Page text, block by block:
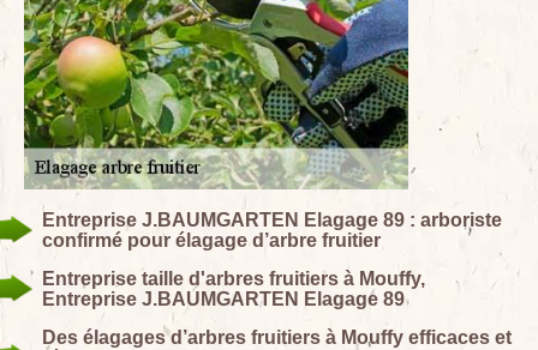
Entreprise J.BAUMGARTEN Elagage 89 : arboriste
confirmé pour élagage d’arbre fruitier
Entreprise taille d'arbres fruitiers à Mouffy,
Entreprise J.BAUMGARTEN Elagage 89
Des élagages d’arbres fruitiers à Mouffy efficaces et